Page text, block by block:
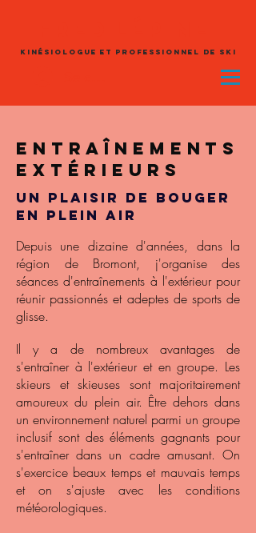
kinésiologue et professionnel de ski
Entraînements
extérieurs
Un plaisir de bouger
en plein air
Depuis une dizaine d'années, dans la
région de Bromont, j'organise des
séances d'entraînements à l'extérieur pour
réunir passionnés et adeptes de sports de
glisse.
Il y a de nombreux avantages de
s'entraîner à l'extérieur et en groupe. Les
skieurs et skieuses sont majoritairement
amoureux du plein air. Être dehors dans
un environnement naturel parmi un groupe
inclusif sont des éléments gagnants pour
s'entraîner dans un cadre amusant. On
s'exercice beaux temps et mauvais temps
et on s'ajuste avec les conditions
météorologiques.